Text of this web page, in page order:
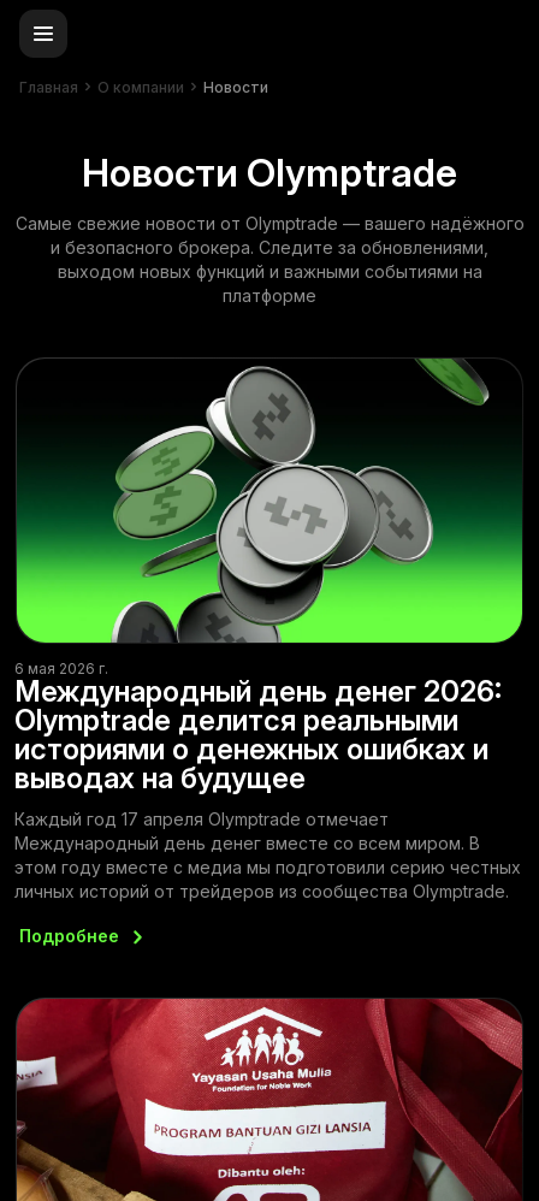
Главная О компании Новости
Новости Olymptrade
Самые свежие новости от Olymptrade — вашего надёжного
и безопасного брокера. Следите за обновлениями,
выходом новых функций и важными событиями на
платформе
6 мая 2026 г.
Международный день денег 2026:
Olymptrade делится реальными
историями о денежных ошибках и
выводах на будущее
Каждый год 17 апреля Olymptrade отмечает
Международный день денег вместе со всем миром. В
этом году вместе с медиа мы подготовили серию честных
личных историй от трейдеров из сообщества Olymptrade.
Подробнее